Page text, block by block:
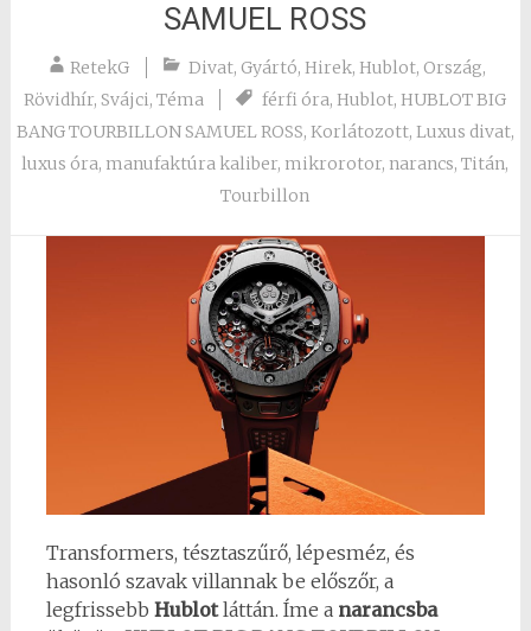
SAMUEL ROSS
RetekG Divat, Gyártó,Hirek,Hublot, Ország,
Rövidhír,Svájci,Téma férfi óra,Hublot,HUBLOT BIG
BANG TOURBILLON SAMUEL ROSS, Korlátozott, Luxus divat,
luxus óra, manufaktúra kaliber, mikrorotor, narancs,Titán,
Tourbillon
Transformers, tésztaszűrő, lépesméz, és
hasonló szavak villannak be előszőr, a
legfrissebb Hublotláttán. Íme a narancsba